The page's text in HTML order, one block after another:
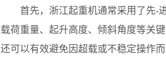
首先，浙江起重机通常采用了先-进
载荷重量、起升高度、倾斜角度等关
还可以有效避免因超载或不稳定操作而